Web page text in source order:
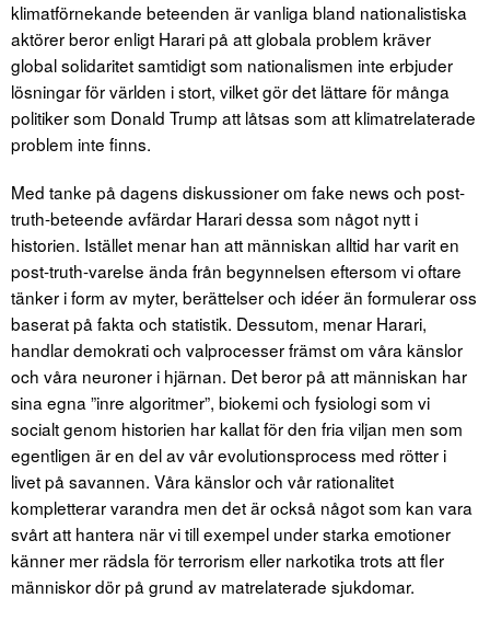
klimatförnekande beteenden är vanliga bland nationalistiska
aktörer beror enligt Harari på att globala problem kräver
global solidaritet samtidigt som nationalismen inte erbjuder
lösningar för världen i stort, vilket gör det lättare för många
politiker som Donald Trump att låtsas som att klimatrelaterade
problem inte finns.
Med tanke på dagens diskussioner om fake news och post-
truth-beteende avfärdar Harari dessa som något nytt i
historien. Istället menar han att människan alltid har varit en
post-truth-varelse ända från begynnelsen eftersom vi oftare
tänker i form av myter, berättelser och idéer än formulerar oss
baserat på fakta och statistik. Dessutom, menar Harari,
handlar demokrati och valprocesser främst om våra känslor
och våra neuroner i hjärnan. Det beror på att människan har
sina egna ”inre algoritmer”, biokemi och fysiologi som vi
socialt genom historien har kallat för den fria viljan men som
egentligen är en del av vår evolutionsprocess med rötter i
livet på savannen. Våra känslor och vår rationalitet
kompletterar varandra men det är också något som kan vara
svårt att hantera när vi till exempel under starka emotioner
känner mer rädsla för terrorism eller narkotika trots att fler
människor dör på grund av matrelaterade sjukdomar.